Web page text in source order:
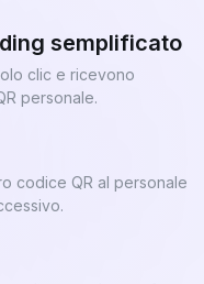
semplificato
clic e ricevono
personale.
codice QR al personale